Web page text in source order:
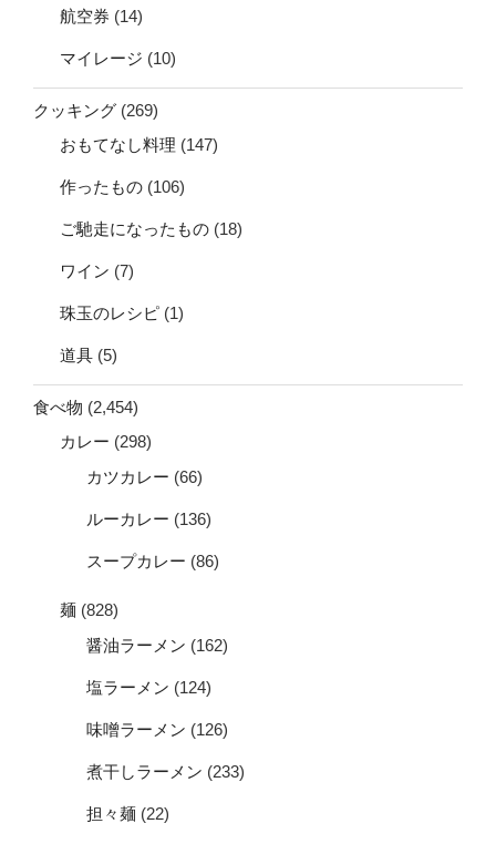
航空券 (14)
マイレージ (10)
クッキング (269)
おもてなし料理 (147)
作ったもの (106)
ご馳走になったもの (18)
ワイン (7)
珠玉のレシピ (1)
道具 (5)
食べ物 (2,454)
カレー (298)
カツカレー (66)
ルーカレー (136)
スープカレー (86)
麺 (828)
醤油ラーメン (162)
塩ラーメン (124)
味噌ラーメン (126)
煮干しラーメン (233)
担々麺 (22)